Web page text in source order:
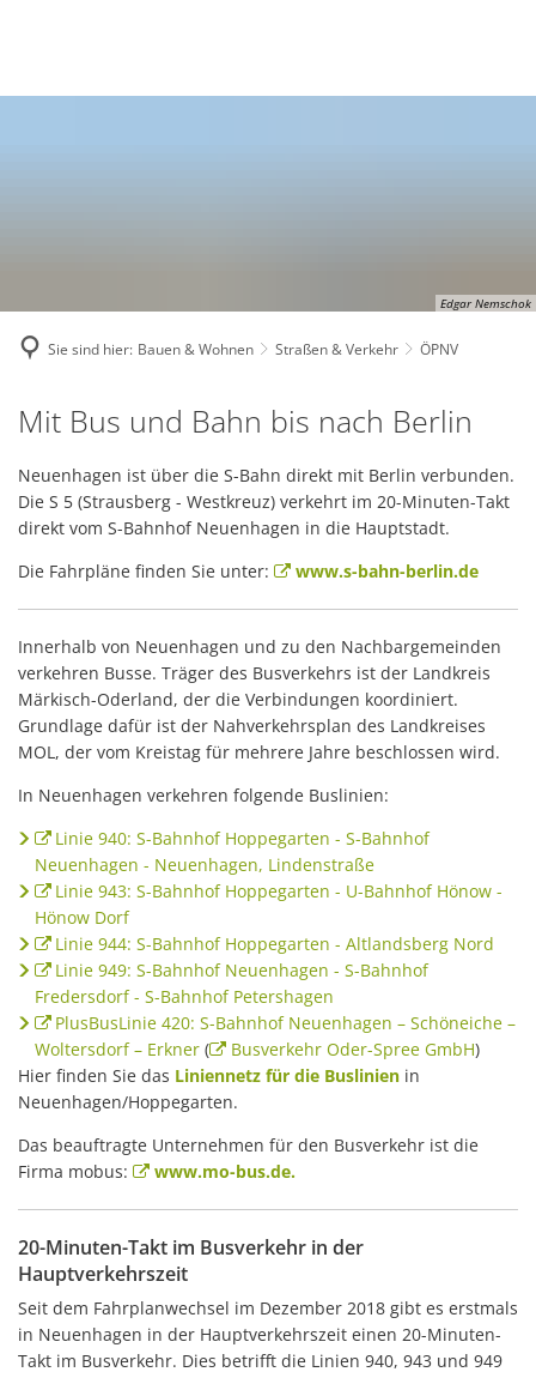
Edgar Nemschok
Sie sind hier: Bauen & Wohnen Straßen & Verkehr ÖPNV
ÖPNV
Mit Bus und Bahn bis nach Berlin
Neuenhagen ist über die S-Bahn direkt mit Berlin verbunden.
Die S 5 (Strausberg - Westkreuz) verkehrt im 20-Minuten-Takt
direkt vom S-Bahnhof Neuenhagen in die Hauptstadt.
Die Fahrpläne finden Sie unter:
www.s-bahn-berlin.de
Innerhalb von Neuenhagen und zu den Nachbargemeinden
verkehren Busse. Träger des Busverkehrs ist der Landkreis
Märkisch-Oderland, der die Verbindungen koordiniert.
Grundlage dafür ist der Nahverkehrsplan des Landkreises
MOL, der vom Kreistag für mehrere Jahre beschlossen wird.
In Neuenhagen verkehren folgende Buslinien:
Linie 940: S-Bahnhof Hoppegarten - S-Bahnhof
Neuenhagen - Neuenhagen, Lindenstraße
Linie 943: S-Bahnhof Hoppegarten - U-Bahnhof Hönow -
Hönow Dorf
Linie 944: S-Bahnhof Hoppegarten - Altlandsberg Nord
Linie 949: S-Bahnhof Neuenhagen - S-Bahnhof
Fredersdorf - S-Bahnhof Petershagen
PlusBusLinie 420: S-Bahnhof Neuenhagen – Schöneiche –
Woltersdorf – Erkner ( Busverkehr Oder-Spree GmbH)
Hier finden Sie das Liniennetz für die Buslinien in
Neuenhagen/Hoppegarten.
Das beauftragte Unternehmen für den Busverkehr ist die
Firma mobus:
www.mo-bus.de.
20-Minuten-Takt im Busverkehr in der
Hauptverkehrszeit
Seit dem Fahrplanwechsel im Dezember 2018 gibt es erstmals
in Neuenhagen in der Hauptverkehrszeit einen 20-Minuten-
Takt im Busverkehr. Dies betrifft die Linien 940, 943 und 949